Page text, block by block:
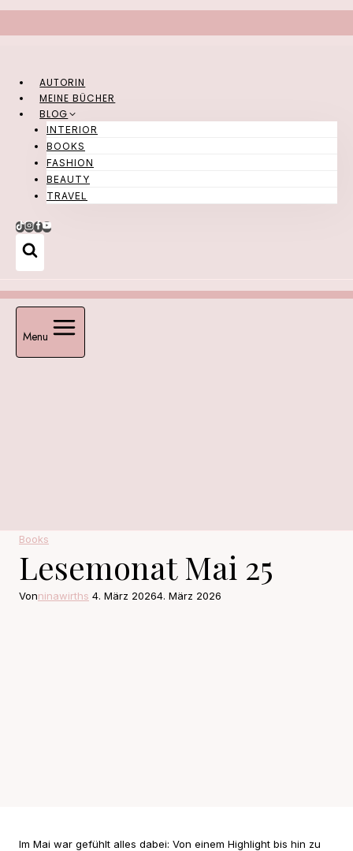
springen
AUTORIN
MEINE BÜCHER
BLOG
INTERIOR
BOOKS
FASHION
BEAUTY
TRAVEL
Menu
Books
Lesemonat Mai 25
Vonninawirths 4. März 20264. März 2026
Im Mai war gefühlt alles dabei: Von einem Highlight bis hin zu